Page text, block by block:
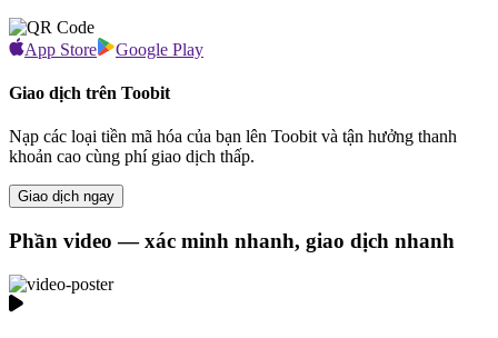
App Store Google Play
Giao dịch trên Toobit
Nạp các loại tiền mã hóa của bạn lên Toobit và tận hưởng thanh
khoản cao cùng phí giao dịch thấp.
Giao dịch ngay
Phần video — xác minh nhanh, giao dịch nhanh